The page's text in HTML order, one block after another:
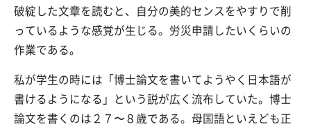
破綻した文章を読むと、自分の美的センスをやすりで削
っているような感覚が生じる。労災申請したいくらいの
作業である。
私が学生の時には「博士論文を書いてようやく日本語が
書けるようになる」という説が広く流布していた。博士
論文を書くのは２７〜８歳である。母国語といえども正